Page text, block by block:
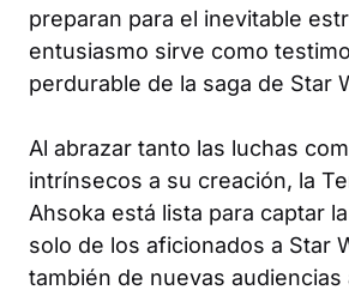
preparan para el inevitable
entusiasmo sirve como
perdurable de la saga de Star
Al abrazar tanto las luchas
intrínsecos a su creación, la
Ahsoka está lista para captar
solo de los aficionados a Star
también de nuevas audiencias